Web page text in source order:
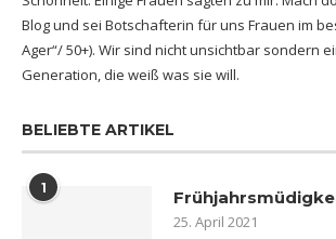
Blog und sei Botschafterin für uns Frauen im
Ager“/ 50+). Wir sind nicht unsichtbar sondern
Generation, die weiß was sie will.
BELIEBTE ARTIKEL
1
25. April 2021